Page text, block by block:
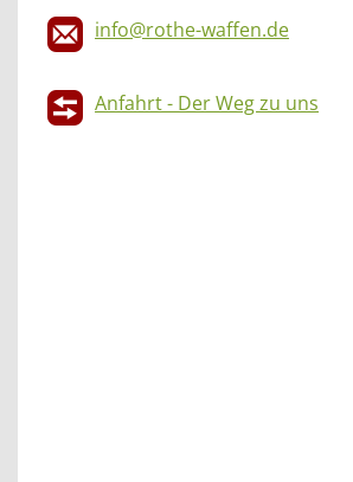
info@rothe-waffen.de
Anfahrt - Der Weg zu uns